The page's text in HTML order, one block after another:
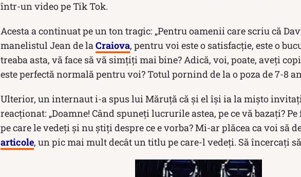
într-un video pe Tik Tok.
Acesta a continuat pe un ton tragic: „Pentru oamenii care scriu că
manelistul Jean de laCraiova, pentru voi este o satisfacție, este o
treaba asta, vă face să vă simțiți mai bine? Adică, voi, poate, aveți
este perfectă normală pentru voi? Totul pornind de la o poza de 7-8
Ulterior, un internaut i-a spus lui Măruță că și el își ia la mișto
reacționat: „Doamne! Când spuneți lucrurile astea, pe ce vă bazați?
pe care le vedeți și nu știți despre ce e vorba? Mi-ar plăcea ca voi să
articole, un pic mai mult decât un titlu pe care-l vedeți. Să încercați